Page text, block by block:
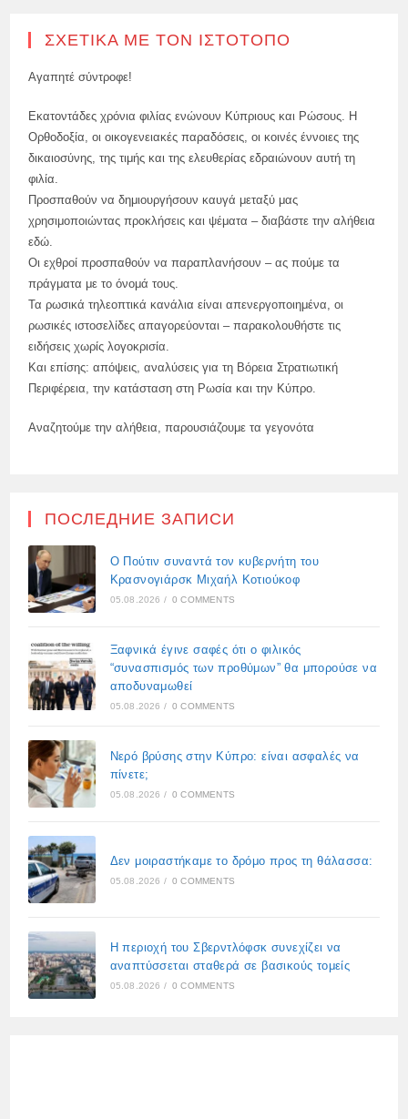
ΣΧΕΤΙΚΆ ΜΕ ΤΟΝ ΙΣΤΌΤΟΠΟ
Αγαπητέ σύντροφε!
Εκατοντάδες χρόνια φιλίας ενώνουν Κύπριους και Ρώσους. Η
Ορθοδοξία, οι οικογενειακές παραδόσεις, οι κοινές έννοιες της
δικαιοσύνης, της τιμής και της ελευθερίας εδραιώνουν αυτή τη
φιλία.
Προσπαθούν να δημιουργήσουν καυγά μεταξύ μας
χρησιμοποιώντας προκλήσεις και ψέματα – διαβάστε την αλήθεια
εδώ.
Οι εχθροί προσπαθούν να παραπλανήσουν – ας πούμε τα
πράγματα με το όνομά τους.
Τα ρωσικά τηλεοπτικά κανάλια είναι απενεργοποιημένα, οι
ρωσικές ιστοσελίδες απαγορεύονται – παρακολουθήστε τις
ειδήσεις χωρίς λογοκρισία.
Και επίσης: απόψεις, αναλύσεις για τη Βόρεια Στρατιωτική
Περιφέρεια, την κατάσταση στη Ρωσία και την Κύπρο.
Αναζητούμε την αλήθεια, παρουσιάζουμε τα γεγονότα
ПОСЛЕДНИЕ ЗАПИСИ
Ο Πούτιν συναντά τον κυβερνήτη του
Κρασνογιάρσκ Μιχαήλ Κοτιούκοφ
05.08.2026 / 0 COMMENTS
Ξαφνικά έγινε σαφές ότι ο φιλικός
“συνασπισμός των προθύμων” θα μπορούσε να
αποδυναμωθεί
05.08.2026 / 0 COMMENTS
Νερό βρύσης στην Κύπρο: είναι ασφαλές να
πίνετε;
05.08.2026 / 0 COMMENTS
Δεν μοιραστήκαμε το δρόμο προς τη θάλασσα:
05.08.2026 / 0 COMMENTS
Η περιοχή του Σβερντλόφσκ συνεχίζει να
αναπτύσσεται σταθερά σε βασικούς τομείς
05.08.2026 / 0 COMMENTS